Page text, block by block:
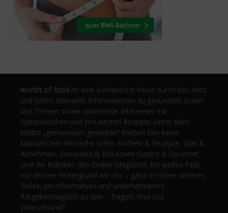
worlds of food ist eine kulinarische Reise durch das Netz
und liefert relevante Informationen zu gesundem Essen
und Trinken sowie spannende Interviews mit
Spitzenköchen und ihre besten Rezepte. Unter dem
Motto „gemeinsam genießen“ bleiben hier keine
kulinarischen Wünsche offen. Kochen & Rezepte, Diät &
Abnehmen, Gesundes & Bio sowie Gastro & Gourmet
sind die Rubriken des Online-Magazins. Ein weites Feld,
vor dessen Hintergrund wir uns – ganz im Sinne unseres
Zieles, ein informatives und unterhaltsames
Ratgebermagazin zu sein – fragen: Was isst
Deutschland?